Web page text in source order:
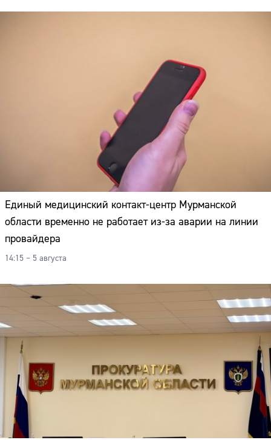
Единый медицинский контакт-центр Мурманской
области временно не работает из-за аварии на линии
провайдера
14:15 – 5 августа
Адрес:
Телефон: